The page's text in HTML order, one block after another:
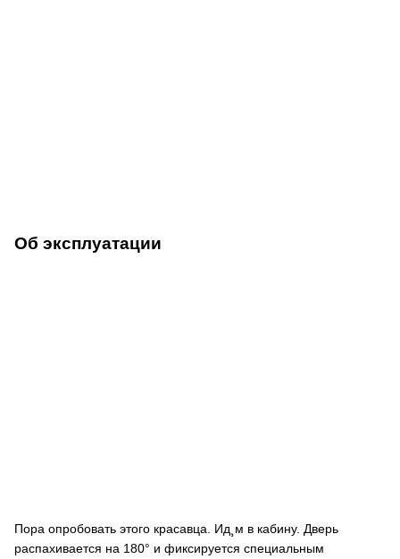
Об эксплуатации
Пора опробовать этого красавца. Ид¸м в кабину. Дверь
распахивается на 180° и фиксируется специальным